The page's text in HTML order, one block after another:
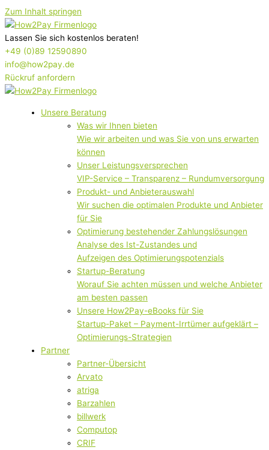
Zum Inhalt springen
Lassen Sie sich kostenlos beraten!
+49 (0)89 12590890
info@how2pay.de
Rückruf anfordern
Unsere Beratung
Was wir Ihnen bieten
Wie wir arbeiten und was Sie von uns erwarten
können
Unser Leistungsversprechen
VIP-Service – Transparenz – Rundumversorgung
Produkt- und Anbieterauswahl
Wir suchen die optimalen Produkte und Anbieter
für Sie
Optimierung bestehender Zahlungslösungen
Analyse des Ist-Zustandes und
Aufzeigen des Optimierungspotenzials
Startup-Beratung
Worauf Sie achten müssen und welche Anbieter
am besten passen
Unsere How2Pay-eBooks für Sie
Startup-Paket – Payment-Irrtümer aufgeklärt –
Optimierungs-Strategien
Partner
Partner-Übersicht
Arvato
atriga
Barzahlen
billwerk
Computop
CRIF